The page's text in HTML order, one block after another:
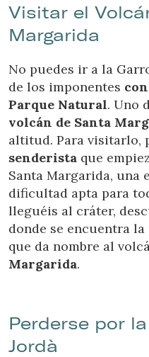
Visitar el
Margarida
No puedes ir a la
de los imponentes
Parque Natural. Uno
volcán de Santa
altitud. Para visitarlo,
senderista que
Santa Margarida, una
dificultad apta para
lleguéis al cráter,
donde se encuentra
que da nombre al
Margarida.
Perderse por
Jordà